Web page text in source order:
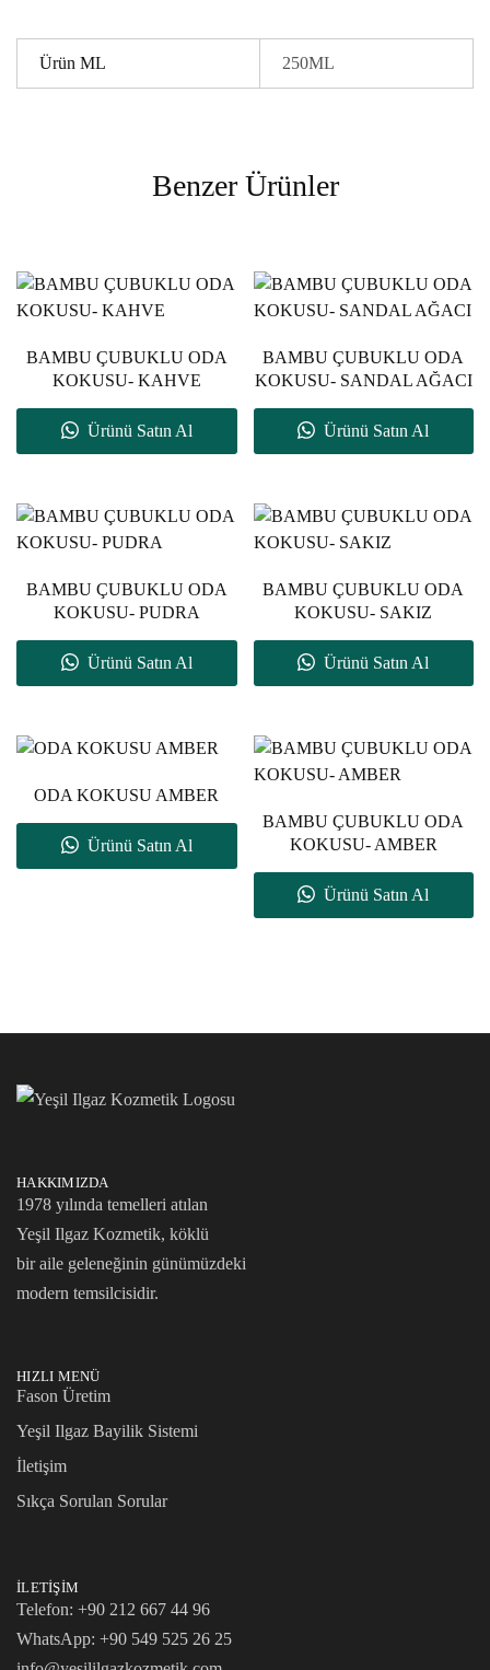
Ürün ML 250ML
Benzer Ürünler
BAMBU ÇUBUKLU ODA
KOKUSU- KAHVE
Ürünü Satın Al
BAMBU ÇUBUKLU ODA
KOKUSU- SANDAL AĞACI
Ürünü Satın Al
BAMBU ÇUBUKLU ODA
KOKUSU- PUDRA
Ürünü Satın Al
BAMBU ÇUBUKLU ODA
KOKUSU- SAKIZ
Ürünü Satın Al
ODA KOKUSU AMBER
Ürünü Satın Al
BAMBU ÇUBUKLU ODA
KOKUSU- AMBER
Ürünü Satın Al
HAKKIMIZDA
1978 yılında temelleri atılan
Yeşil Ilgaz Kozmetik, köklü
bir aile geleneğinin günümüzdeki
modern temsilcisidir.
HIZLI MENÜ
Fason Üretim
Yeşil Ilgaz Bayilik Sistemi
İletişim
Sıkça Sorulan Sorular
İLETIŞIM
Telefon: +90 212 667 44 96
WhatsApp: +90 549 525 26 25